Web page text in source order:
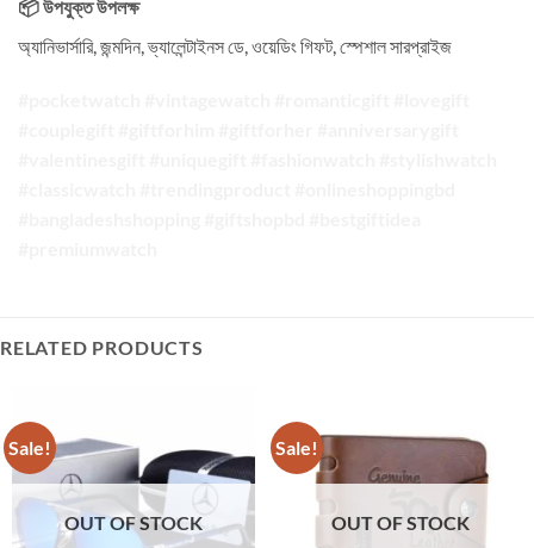
📦 উপযুক্ত উপলক্ষ
অ্যানিভার্সারি, জন্মদিন, ভ্যালেন্টাইনস ডে, ওয়েডিং গিফট, স্পেশাল সারপ্রাইজ
RELATED PRODUCTS
Sale!
OUT OF STOCK
Sale!
OUT OF STOCK